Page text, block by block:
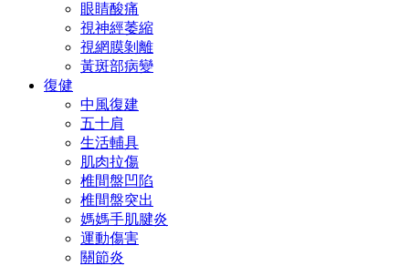
眼睛酸痛
視神經萎縮
視網膜剝離
黃斑部病變
復健
中風復建
五十肩
生活輔具
肌肉拉傷
椎間盤凹陷
椎間盤突出
媽媽手肌腱炎
運動傷害
關節炎